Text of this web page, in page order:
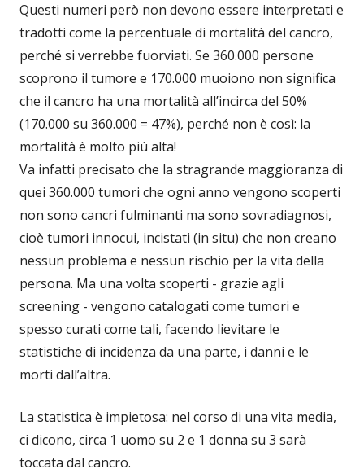
Questi numeri però non devono essere interpretati e
tradotti come la percentuale di mortalità del cancro,
perché si verrebbe fuorviati. Se 360.000 persone
scoprono il tumore e 170.000 muoiono non significa
che il cancro ha una mortalità all’incirca del 50%
(170.000 su 360.000 = 47%), perché non è così: la
mortalità è molto più alta!
Va infatti precisato che la stragrande maggioranza di
quei 360.000 tumori che ogni anno vengono scoperti
non sono cancri fulminanti ma sono sovradiagnosi,
cioè tumori innocui, incistati (in situ) che non creano
nessun problema e nessun rischio per la vita della
persona. Ma una volta scoperti - grazie agli
screening - vengono catalogati come tumori e
spesso curati come tali, facendo lievitare le
statistiche di incidenza da una parte, i danni e le
morti dall’altra.
La statistica è impietosa: nel corso di una vita media,
ci dicono, circa 1 uomo su 2 e 1 donna su 3 sarà
toccata dal cancro.